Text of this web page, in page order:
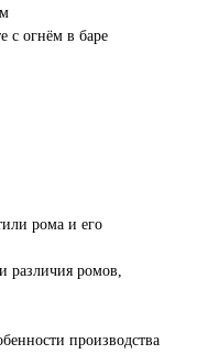
с огнём в баре
рома и его
различия ромов,
производства